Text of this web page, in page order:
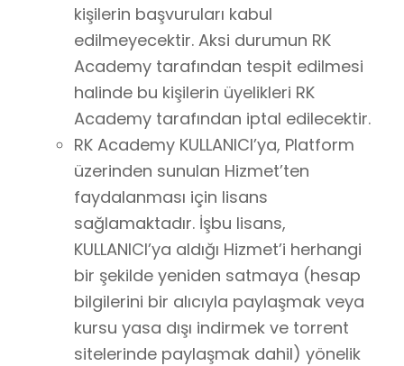
kişilerin başvuruları kabul
edilmeyecektir. Aksi durumun RK
Academy tarafından tespit edilmesi
halinde bu kişilerin üyelikleri RK
Academy tarafından iptal edilecektir.
RK Academy KULLANICI’ya, Platform
üzerinden sunulan Hizmet’ten
faydalanması için lisans
sağlamaktadır. İşbu lisans,
KULLANICI’ya aldığı Hizmet’i herhangi
bir şekilde yeniden satmaya (hesap
bilgilerini bir alıcıyla paylaşmak veya
kursu yasa dışı indirmek ve torrent
sitelerinde paylaşmak dahil) yönelik